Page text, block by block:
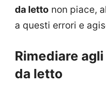
da letto non piace,
a questi errori e
Rimediare
da letto